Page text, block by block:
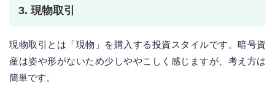
3. 現物取引
現物取引とは「現物」を購入する投資スタイルです。暗号資
産は姿や形がないため少しややこしく感じますが、考え方は
簡単です。